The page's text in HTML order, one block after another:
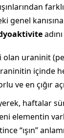
uraninit
içinde
ve en çığır
haftalar
elementin
“ışın”